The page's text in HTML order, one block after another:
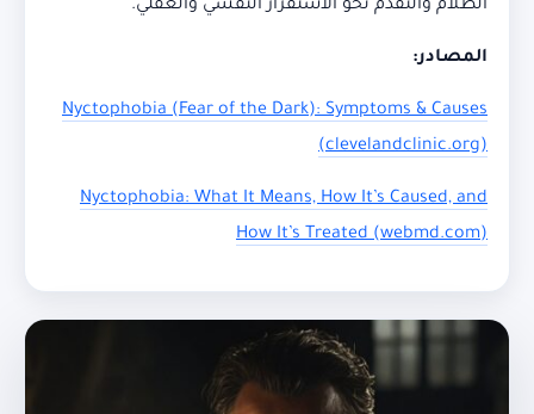
الظلام والتقدم نحو الاستقرار النفسي والعقلي.
المصادر:
Nyctophobia (Fear of the Dark): Symptoms & Causes
(clevelandclinic.org)
Nyctophobia: What It Means, How It’s Caused, and
How It’s Treated (webmd.com)